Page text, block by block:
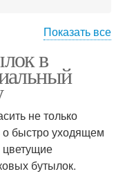
для создания
Показать все
в
не только
быстро уходящем
цветущие
бутылок.